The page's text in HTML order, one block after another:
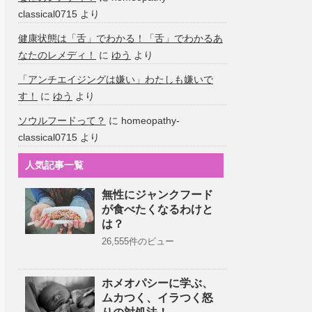
classical0715 より
健康状態は「舌」でわかる！「舌」でわかるあ
なたのレメディ！
に ゆう より
「アンチエイジングは嫌い」わたしも嫌いで
す！
に ゆう より
ソウルフードって？ に homeopathy-
classical0715 より
人気記事一覧
無性にジャンクフード
が食べたくなるわけと
は？
26,555件のビュー
ホメオパシーに学ぶ、
ムカつく、イラつく怒